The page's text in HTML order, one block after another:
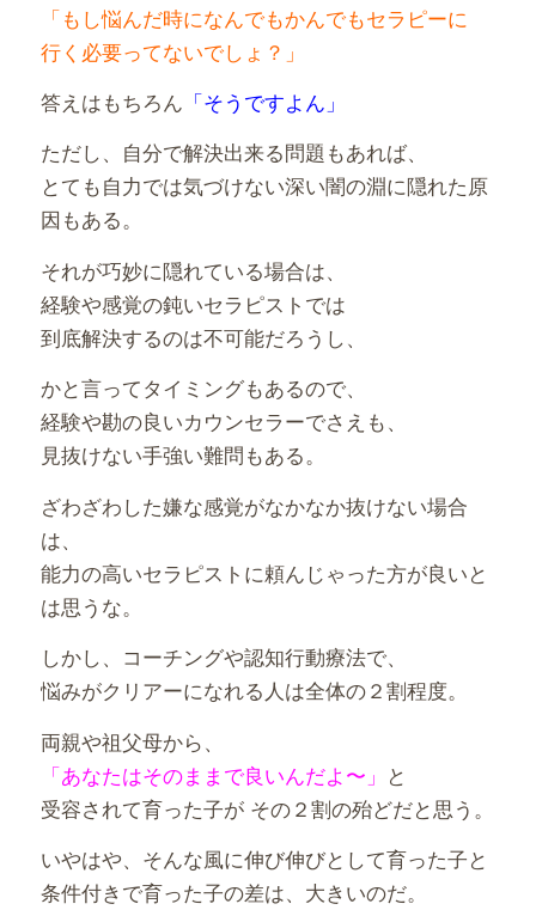
「もし悩んだ時になんでもかんでもセラピーに
行く必要ってないでしょ？」
答えはもちろん 「そうですよん」
ただし、自分で解決出来る問題もあれば、
とても自力では気づけない深い闇の淵に隠れた原
因もある。
それが巧妙に隠れている場合は、
経験や感覚の鈍いセラピストでは
到底解決するのは不可能だろうし、
かと言ってタイミングもあるので、
経験や勘の良いカウンセラーでさえも、
見抜けない手強い難問もある。
ざわざわした嫌な感覚がなかなか抜けない場合
は、
能力の高いセラピストに頼んじゃった方が良いと
は思うな。
しかし、コーチングや認知行動療法で、
悩みがクリアーになれる人は全体の２割程度。
両親や祖父母から、
「あなたはそのままで良いんだよ〜」 と
受容されて育った子が その２割の殆どだと思う。
いやはや、そんな風に伸び伸びとして育った子と
条件付きで育った子の差は、大きいのだ。